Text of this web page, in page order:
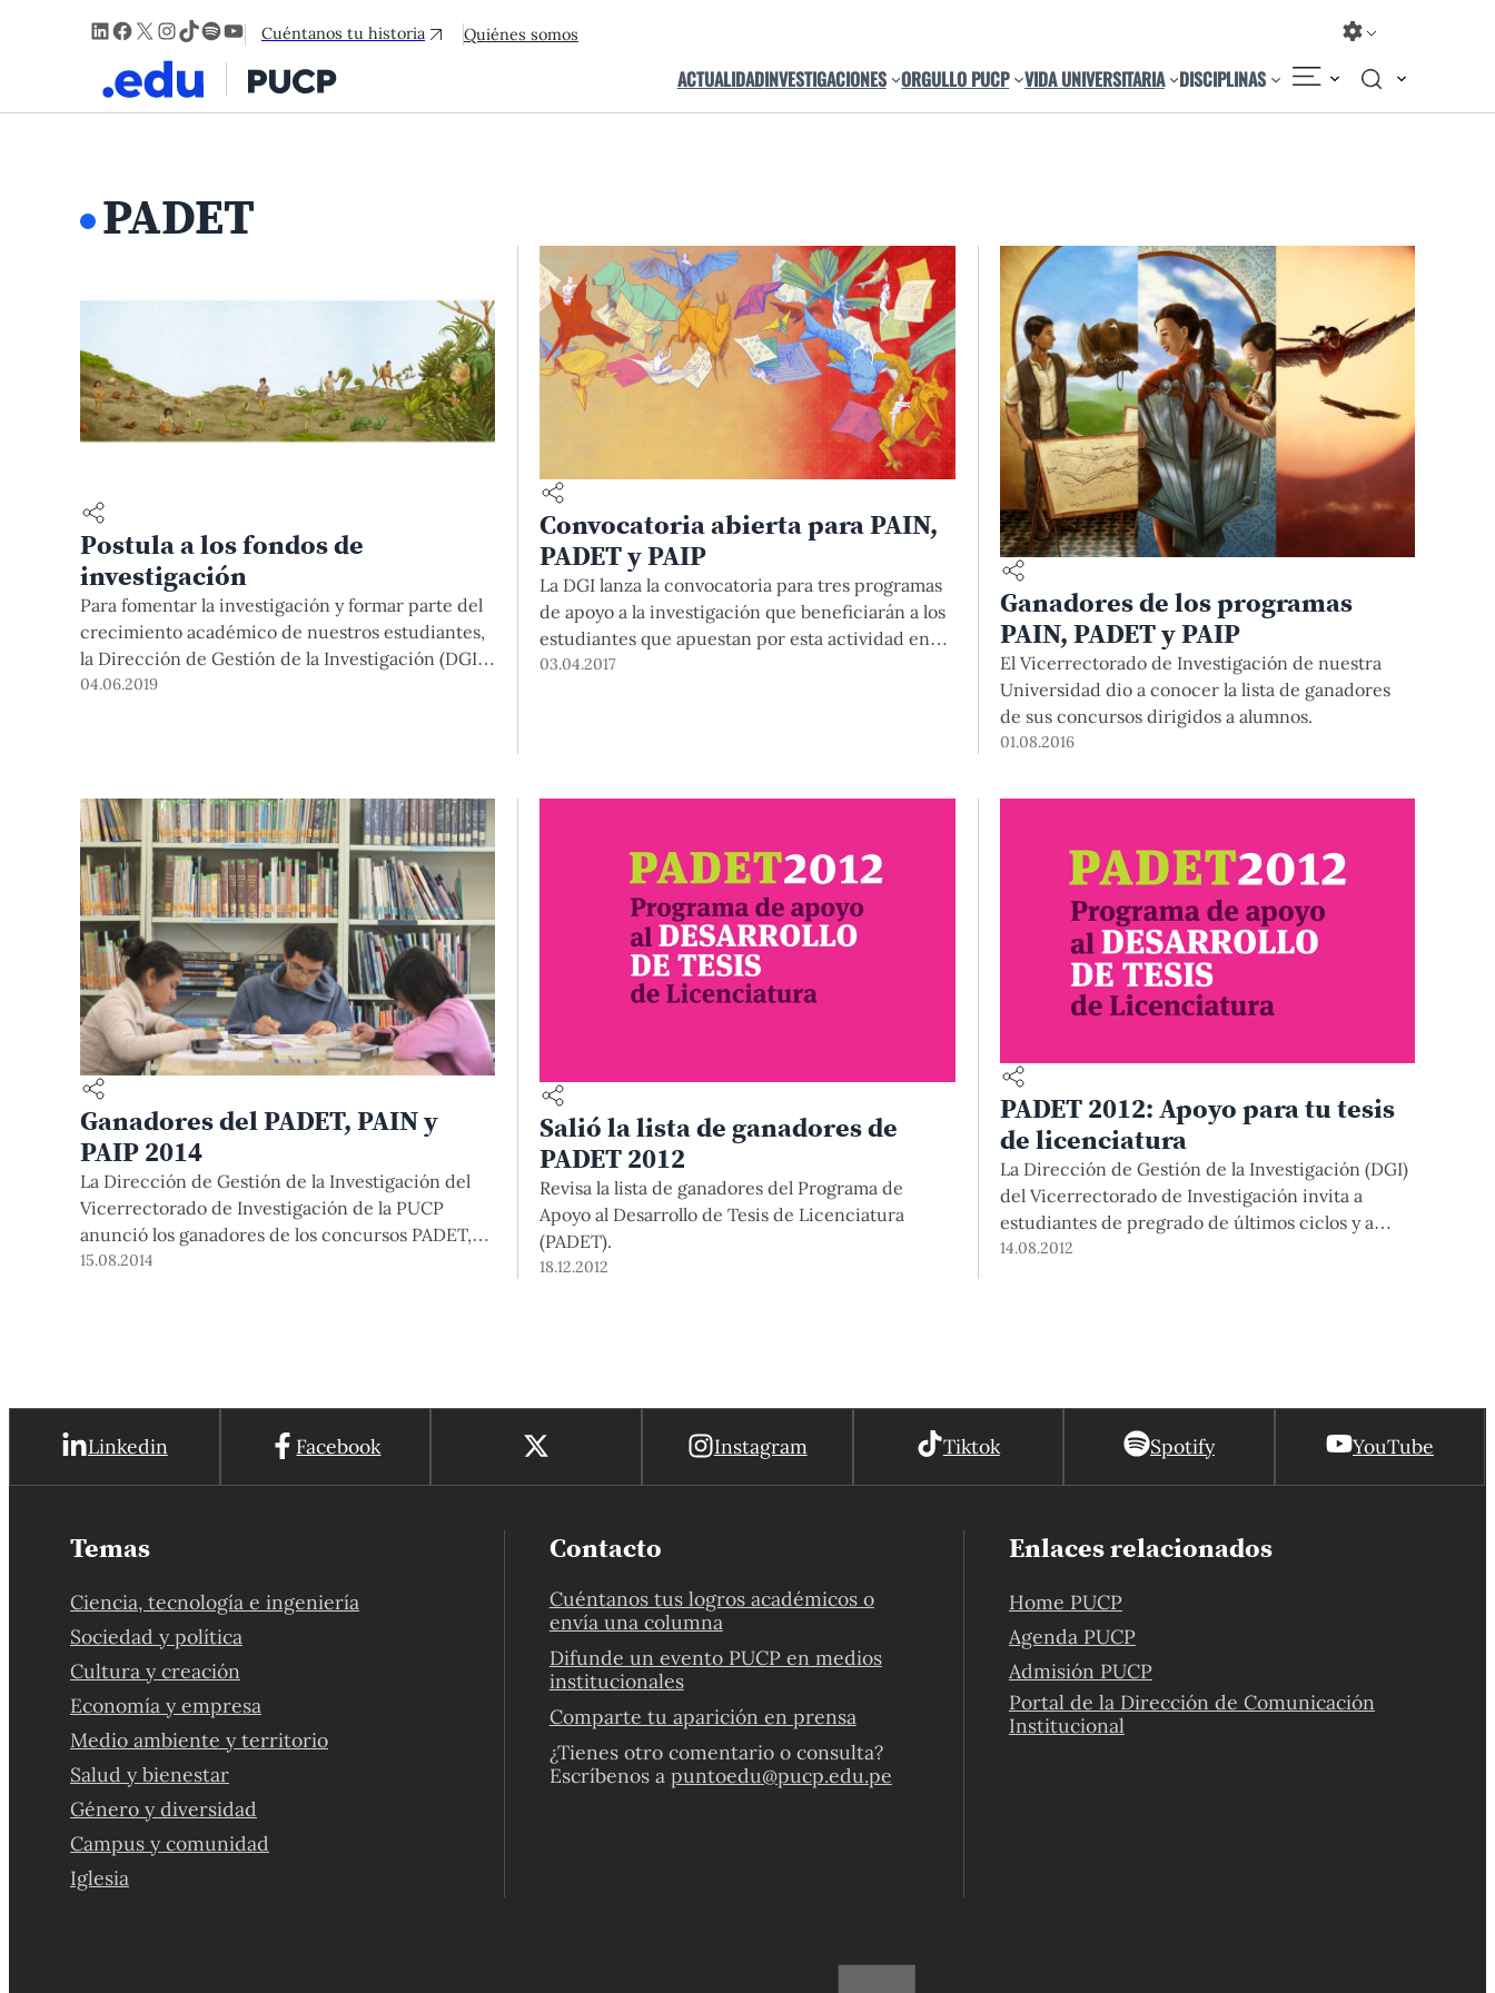
LinkedIn
Facebook
X Instagram
TikTok
Spotify
YouTube
Cuéntanos tu historia Quiénes somos
ACTUALIDADINVESTIGACIONES ORGULLO PUCP VIDA UNIVERSITARIA DISCIPLINAS
PADET
Postula a los fondos de
investigación
Para fomentar la investigación y formar parte del
crecimiento académico de nuestros estudiantes,
la Dirección de Gestión de la Investigación (DGI)
inicia la convocatoria para postular a los tres
04.06.2019
Convocatoria abierta para PAIN,
PADET y PAIP
La DGI lanza la convocatoria para tres programas
de apoyo a la investigación que beneficiarán a los
estudiantes que apuestan por esta actividad en
diferentes etapas de su vida académica.
03.04.2017
Ganadores de los programas
PAIN, PADET y PAIP
El Vicerrectorado de Investigación de nuestra
Universidad dio a conocer la lista de ganadores
de sus concursos dirigidos a alumnos.
01.08.2016
Ganadores del PADET, PAIN y
PAIP 2014
La Dirección de Gestión de la Investigación del
Vicerrectorado de Investigación de la PUCP
anunció los ganadores de los concursos PADET,
PAIN y PAIP 2014, de apoyo a la investigación.
15.08.2014
Salió la lista de ganadores de
PADET 2012
Revisa la lista de ganadores del Programa de
Apoyo al Desarrollo de Tesis de Licenciatura
(PADET).
18.12.2012
PADET 2012: Apoyo para tu tesis
de licenciatura
La Dirección de Gestión de la Investigación (DGI)
del Vicerrectorado de Investigación invita a
estudiantes de pregrado de últimos ciclos y a
egresados de la PUCP a partir del año 2007 a
14.08.2012
Linkedin Facebook Instagram Tiktok Spotify YouTube
Temas
Ciencia, tecnología e ingeniería
Sociedad y política
Cultura y creación
Economía y empresa
Medio ambiente y territorio
Salud y bienestar
Género y diversidad
Campus y comunidad
Iglesia
Contacto
Cuéntanos tus logros académicos o
envía una columna
Difunde un evento PUCP en medios
institucionales
Comparte tu aparición en prensa
¿Tienes otro comentario o consulta?
Escríbenos a puntoedu@pucp.edu.pe
Enlaces relacionados
Home PUCP
Agenda PUCP
Admisión PUCP
Portal de la Dirección de Comunicación
Institucional